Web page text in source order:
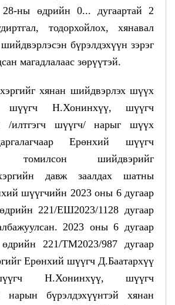
28-ны өдрийн 0... дугаартай 2
тодорхойлох, хянавал
бүрэлдэхүүн зэрэг
магадлалаас зөрүүтэй.
хянан шийдвэрлэх шүүх
шүүгч Н.Хонинхүү, шүүгч
/илтгэгч шүүгч/ нарыг шүүх
Ерөнхий шүүгч
томилсон шийдвэрийг
давж заалдах шатны
шүүгчийн 2023 оны 6 дугаар
221/ЕШ2023/1128 дугаар
2023 оны 6 дугаар
221/ТМ2023/987 дугаар
Ерөнхий шүүгч Д.Баатархүү
Н.Хонинхүү, шүүгч
нарын бүрэлдэхүүнтэй хянан